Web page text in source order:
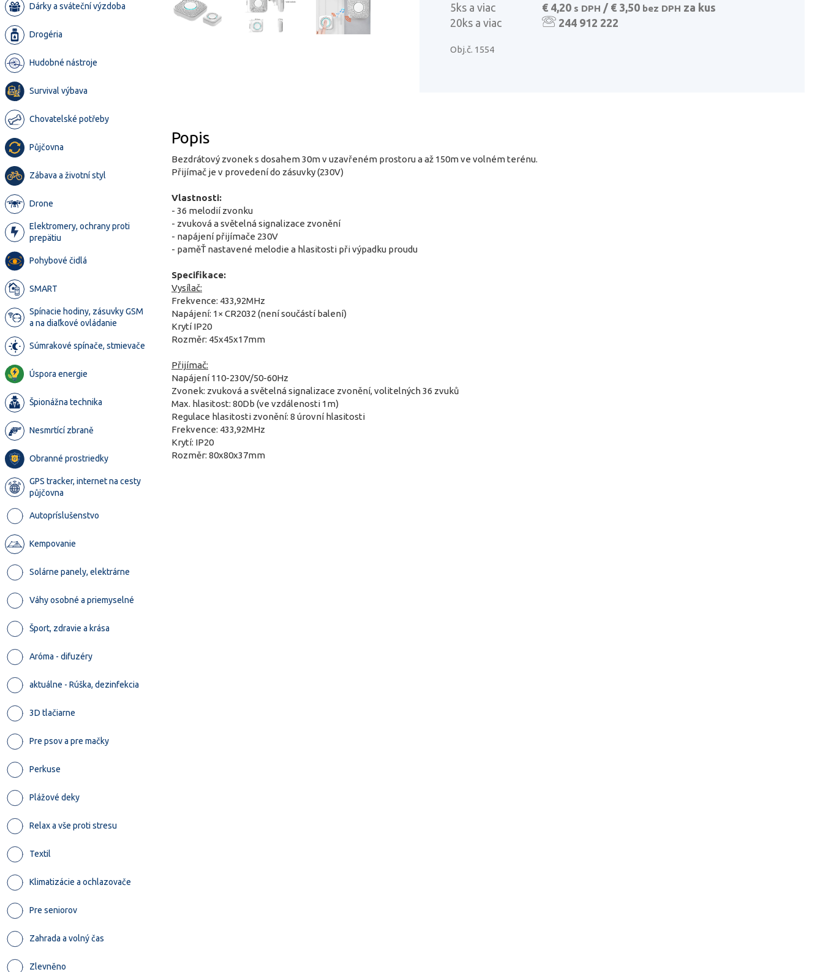
Dárky a sváteční výzdoba
Drogéria
Hudobné nástroje
Survival výbava
Chovatelské potřeby
Půjčovna
Zábava a životní styl
Drone
Elektromery, ochrany proti
prepätiu
Pohybové čidlá
SMART
Spínacie hodiny, zásuvky GSM
a na diaľkové ovládanie
Súmrakové spínače, stmievače
Úspora energie
Špionážna technika
Nesmrtící zbraně
Obranné prostriedky
GPS tracker, internet na cesty
půjčovna
Autopríslušenstvo
Kempovanie
Solárne panely, elektrárne
Váhy osobné a priemyselné
Šport, zdravie a krása
Aróma - difuzéry
aktuálne - Rúška, dezinfekcia
3D tlačiarne
Pre psov a pre mačky
Perkuse
Plážové deky
Relax a vše proti stresu
Textil
Klimatizácie a ochlazovače
Pre seniorov
Zahrada a volný čas
Zlevněno
5ks a viac
€ 4,20s DPH / € 3,50 bez DPH za kus
20ks a viac
244 912 222
Obj.č. 1554
Popis
Bezdrátový zvonek s dosahem 30m v uzavřeném prostoru a až 150m ve volném terénu.
Přijímač je v provedení do zásuvky (230V)
Vlastnosti:
- 36 melodií zvonku
- zvuková a světelná signalizace zvonění
- napájení přijímače 230V
- paměŤ nastavené melodie a hlasitosti při výpadku proudu
Specifikace:
Vysílač:
Frekvence: 433,92MHz
Napájení: 1× CR2032 (není součástí balení)
Krytí IP20
Rozměr: 45x45x17mm
Přijímač:
Napájení 110-230V/50-60Hz
Zvonek: zvuková a světelná signalizace zvonění, volitelných 36 zvuků
Max. hlasitost: 80Db (ve vzdálenosti 1m)
Regulace hlasitosti zvonění: 8 úrovní hlasitosti
Frekvence: 433,92MHz
Krytí: IP20
Rozměr: 80x80x37mm